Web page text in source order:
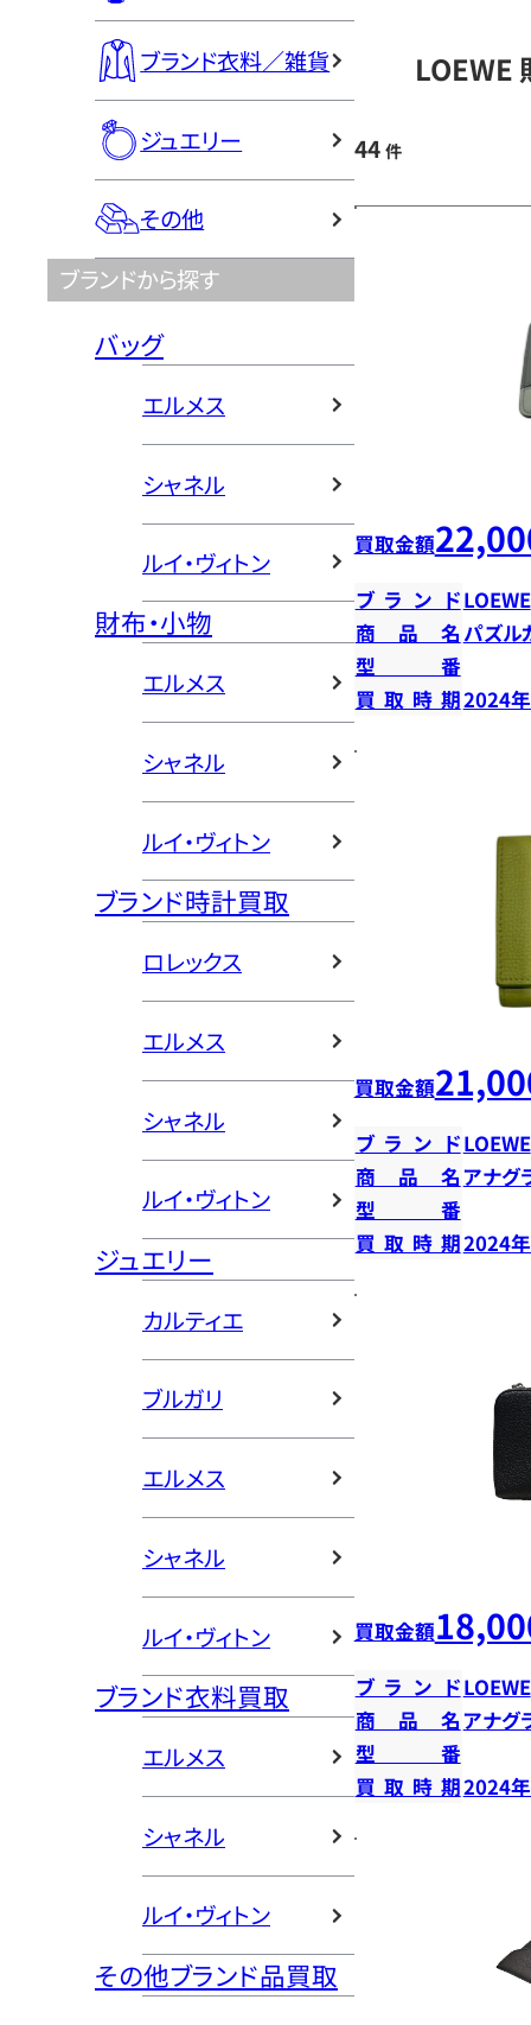
ブランド衣料／雑貨
ジュエリー
その他
ブランドから探す
バッグ
エルメス
シャネル
ルイ・ヴィトン
財布・小物
エルメス
シャネル
ルイ・ヴィトン
ブランド時計買取
ロレックス
エルメス
シャネル
ルイ・ヴィトン
ジュエリー
カルティエ
ブルガリ
エルメス
シャネル
ルイ・ヴィトン
ブランド衣料買取
エルメス
シャネル
ルイ・ヴィトン
その他ブランド品買取
LOEWE
44 件
買取金額
ブランドLOEWE
商品名パズル
型番
買取時期2024
買取金額
ブランドLOEWE
商品名アナグ
型番
買取時期2024
買取金額
ブランドLOEWE
商品名アナグ
型番
買取時期2024